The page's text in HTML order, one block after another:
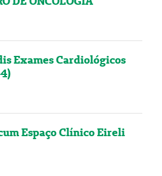
Exames Cardiológicos
Espaço Clínico Eireli